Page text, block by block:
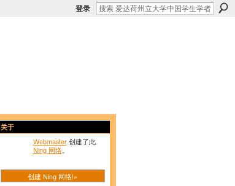
登录
关于
Webmaster创建了此
Ning 网络。
创建 Ning 网络!»